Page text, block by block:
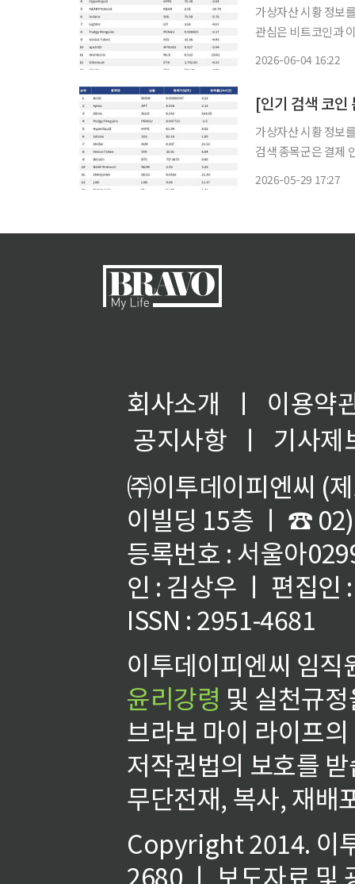
가상자산 시황 정보
관심은 비트코인과
2026-06-04 16:22
가상자산 시황 정보
검색 종목군은 결제
2026-05-29 17:27
회사소개 ㅣ
이용약
공지사항
ㅣ
기사제
㈜이투데이피엔씨 (
이빌딩 15층 ㅣ ☎
등록번호 : 서울아
인 : 김상우 ㅣ 편집인
ISSN : 2951-4681
이투데이피엔씨 임
윤리강령 및 실천규
브라보 마이 라이프
저작권법의 보호를
무단전재, 복사, 재배
Copyright 2014. 이
2680 ㅣ 보도자료